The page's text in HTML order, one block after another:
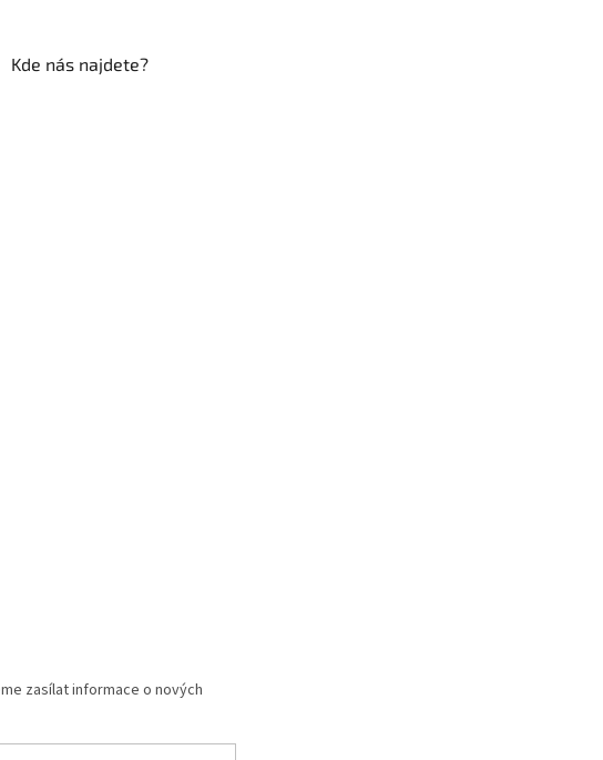
Kde nás najdete?
zasílat informace o nových